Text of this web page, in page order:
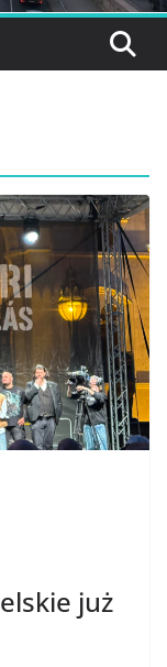
już